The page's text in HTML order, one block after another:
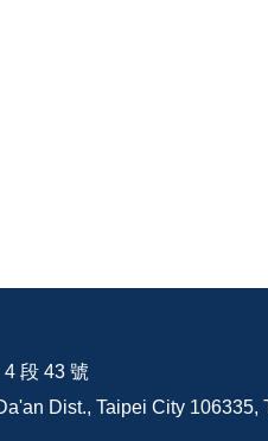
段 43 號
Dist., Taipei City 106335,